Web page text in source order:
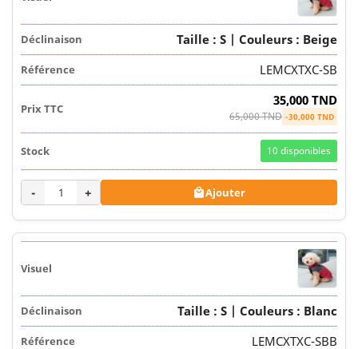
Taille : S | Couleurs : Beige
LEMCXTXC-SB
35,000 TND
65,000 TND -30,000 TND
10 disponibles
- + Ajouter
Taille : S | Couleurs : Blanc
LEMCXTXC-SBB